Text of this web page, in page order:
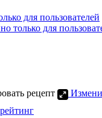
для пользователей
только для
рецепт